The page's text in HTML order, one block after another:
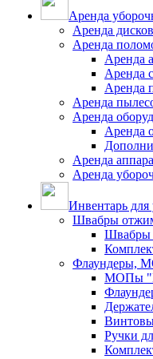
Аренда
Аренда
Аренда
Аренда
Аренда
Аренда
Аренда
Аренда
Аренда
Аренда
Аренда
Инвентарь для
Швабры
Швабры
Флаундеры,
МОПы
Ручки